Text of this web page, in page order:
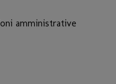
amministrative